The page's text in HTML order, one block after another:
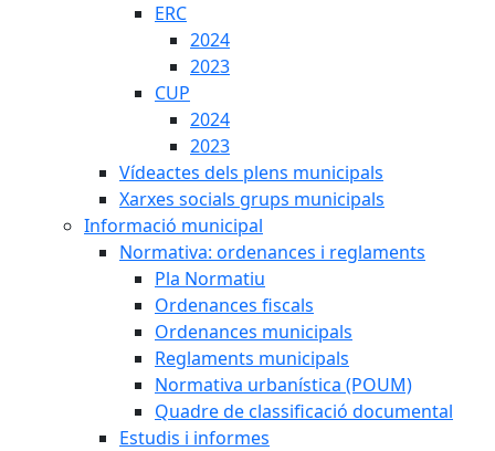
ERC
2024
2023
CUP
2024
2023
Vídeactes dels plens municipals
Xarxes socials grups municipals
Informació municipal
Normativa: ordenances i reglaments
Pla Normatiu
Ordenances fiscals
Ordenances municipals
Reglaments municipals
Normativa urbanística (POUM)
Quadre de classificació documental
Estudis i informes